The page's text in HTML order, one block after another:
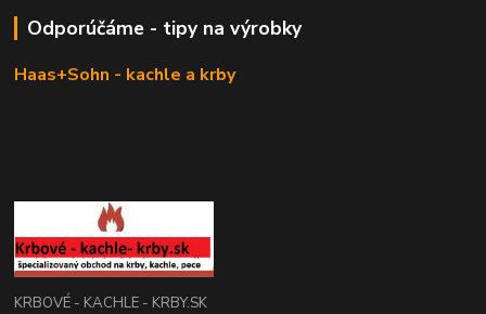
Odporúčáme - tipy na výrobky
Haas+Sohn - kachle a krby
KRBOVÉ - KACHLE - KRBY.SK